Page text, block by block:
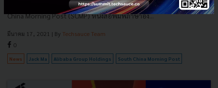
Alibaba Group Holdings ขายกิจการสื่อจำนวนหนึ่ง ซึ่งรวมไปถึง South
China Morning Post (SCMP) หนังสือพิมพ์ภาษาอัง...
มีนาคม 17, 2021 | By Techsauce Team
0
News Jack Ma Alibaba Group Holdings South China Morning Post